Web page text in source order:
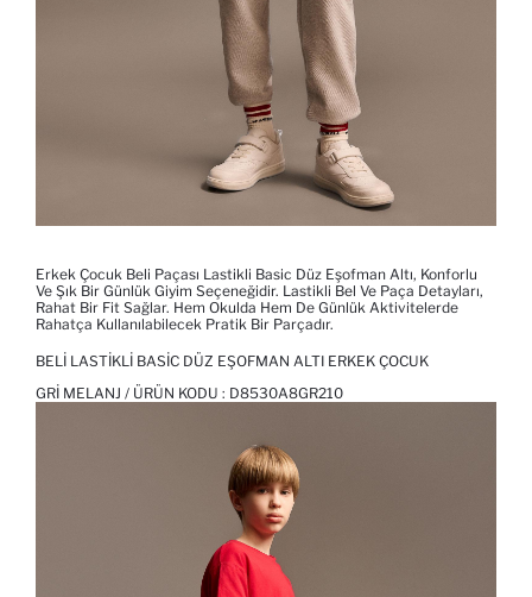
Erkek Çocuk Beli Paçası Lastikli Basic Düz Eşofman Altı, Konforlu
Ve Şık Bir Günlük Giyim Seçeneğidir. Lastikli Bel Ve Paça Detayları,
Rahat Bir Fit Sağlar. Hem Okulda Hem De Günlük Aktivitelerde
Rahatça Kullanılabilecek Pratik Bir Parçadır.
BELI LASTIKLI BASIC DÜZ EŞOFMAN ALTI ERKEK ÇOCUK
GRI MELANJ / ÜRÜN KODU : D8530A8GR210